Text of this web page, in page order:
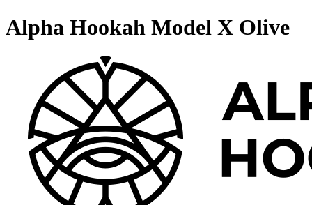
Alpha Hookah Model X Olive